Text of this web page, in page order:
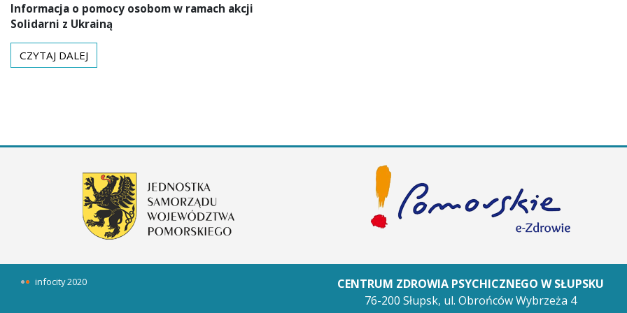
Informacja o pomocy osobom w ramach akcji
Solidarni z Ukrainą
CZYTAJ DALEJ
infocity 2020
CENTRUM ZDROWIA PSYCHICZNEGO W SŁUPSKU
76-200 Słupsk, ul. Obrońców Wybrzeża 4